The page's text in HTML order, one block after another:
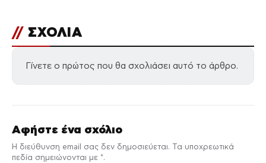
// ΣΧΟΛΙΑ
Γίνετε ο πρώτος που θα σχολιάσει αυτό το άρθρο.
Αφήστε ένα σχόλιο
Η διεύθυνση email σας δεν δημοσιεύεται. Τα υποχρεωτικά
πεδία σημειώνονται με *.